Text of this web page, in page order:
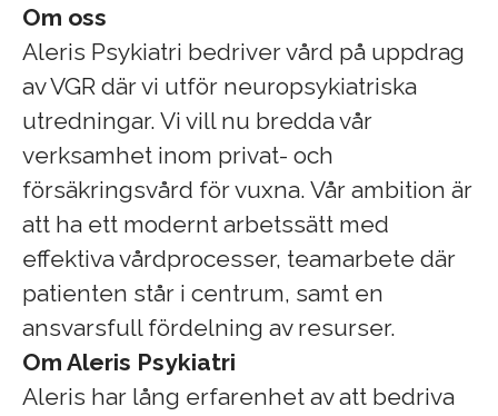
Om oss
Aleris Psykiatri bedriver vård på uppdrag
av VGR där vi utför neuropsykiatriska
utredningar. Vi vill nu bredda vår
verksamhet inom privat- och
försäkringsvård för vuxna. Vår ambition är
att ha ett modernt arbetssätt med
effektiva vårdprocesser, teamarbete där
patienten står i centrum, samt en
ansvarsfull fördelning av resurser.
Om Aleris Psykiatri
Aleris har lång erfarenhet av att bedriva